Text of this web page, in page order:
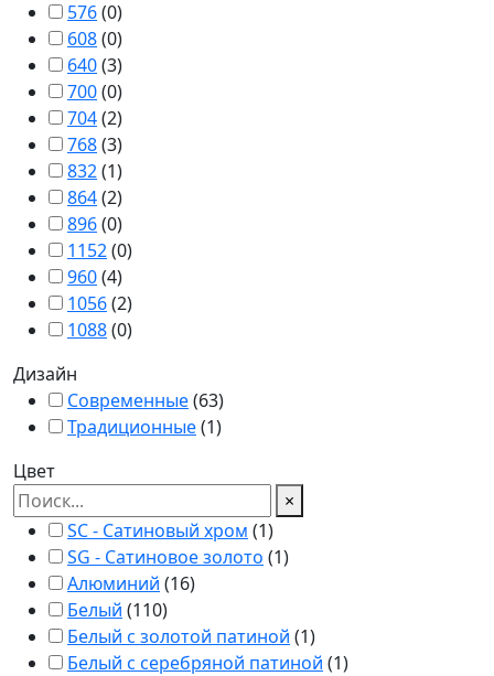
576(0)
608(0)
640(3)
700(0)
704(2)
768(3)
832(1)
864(2)
896(0)
1152(0)
960(4)
1056(2)
1088(0)
Дизайн
Современные(63)
Традиционные(1)
Цвет
×
SC - Сатиновый хром (1)
SG - Сатиновое золото (1)
Алюминий (16)
Белый (110)
Белый с золотой патиной (1)
Белый с серебряной патиной (1)